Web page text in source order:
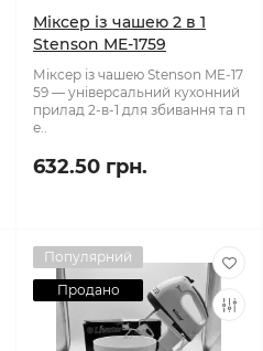
Міксер із чашею 2 в 1
Stenson ME-1759
Міксер із чашею Stenson ME-17
59 — універсальний кухонний
прилад 2-в-1 для збивання та п
е..
632.50 грн.
Популярний
Продано